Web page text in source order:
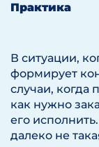
Практика
В ситуации,
формирует
случаи, когда
как нужно
его
далеко не